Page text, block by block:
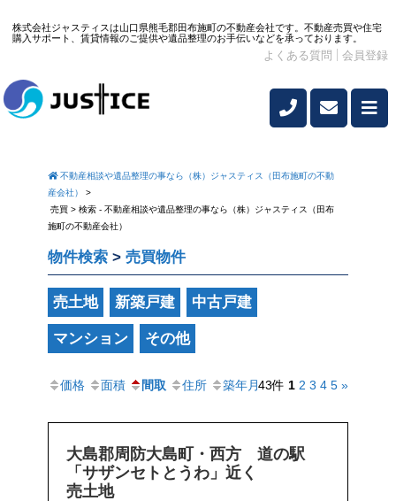
株式会社ジャスティスは山口県熊毛郡田布施町の不動産会社です。不動産売買や住宅
購入サポート、賃貸情報のご提供や遺品整理のお手伝いなどを承っております。
よくある質問 会員登録
不動産相談や遺品整理の事なら（株）ジャスティス（田布施町の不動
産会社）
>
売買 > 検索 - 不動産相談や遺品整理の事なら（株）ジャスティス（田布
施町の不動産会社）
物件検索 > 売買物件
売土地 新築戸建 中古戸建
マンション その他
価格 面積 間取 住所 築年月43件 1 2 3 4 5 »
大島郡周防大島町・西方 道の駅
「サザンセトとうわ」近く
売土地